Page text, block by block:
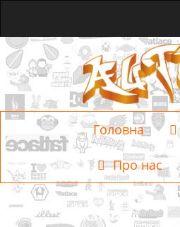
Головна
Про нас
Категорії